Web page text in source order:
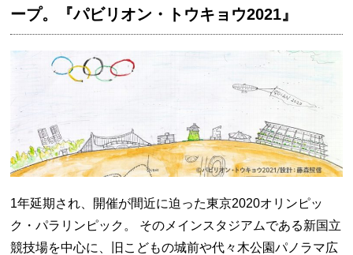
ープ。『パビリオン・トウキョウ2021』
1年延期され、開催が間近に迫った東京2020オリンピッ
ク・パラリンピック。 そのメインスタジアムである新国立
競技場を中心に、旧こどもの城前や代々木公園パノラマ広